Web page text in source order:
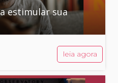
estimular sua
leia agora